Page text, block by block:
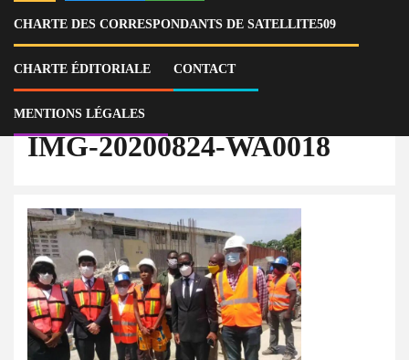
CHARTE DES CORRESPONDANTS DE SATELLITE509
CHARTE ÉDITORIALE CONTACT
MENTIONS LÉGALES
Home
National
Les travaux de reconstruction du Lycée Marie Jeanne, financés par la
coopération japonaise via BMPAD, sont achevés à 75%.
IMG-20200824-WA0018